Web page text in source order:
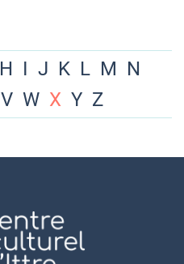
H I J K L M N
V W X Y Z